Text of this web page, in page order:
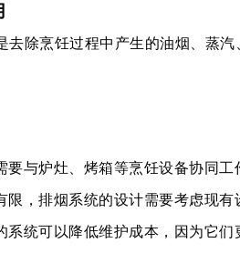
去除烹饪过程中产生的油烟、蒸
要与炉灶、烤箱等烹饪设备协同
限，排烟系统的设计需要考虑现
系统可以降低维护成本，因为它